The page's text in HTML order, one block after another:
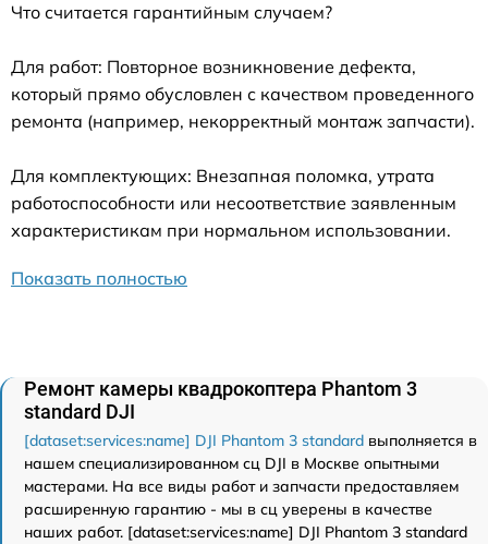
Что считается гарантийным случаем?
Для работ: Повторное возникновение дефекта,
который прямо обусловлен с качеством проведенного
ремонта (например, некорректный монтаж запчасти).
Для комплектующих: Внезапная поломка, утрата
работоспособности или несоответствие заявленным
характеристикам при нормальном использовании.
Показать полностью
Ремонт камеры квадрокоптера Phantom 3
standard DJI
[dataset:services:name] DJI Phantom 3 standard выполняется в
нашем специализированном сц DJI в Москве опытными
мастерами. На все виды работ и запчасти предоставляем
расширенную гарантию - мы в сц уверены в качестве
наших работ. [dataset:services:name] DJI Phantom 3 standard